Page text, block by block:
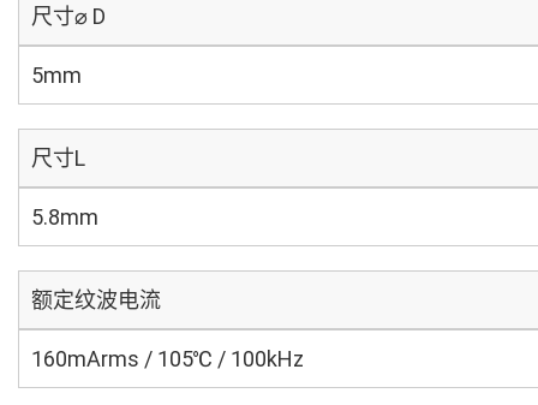
尺寸⌀ D
5mm
尺寸L
5.8mm
额定纹波电流
160mArms / 105℃ / 100kHz